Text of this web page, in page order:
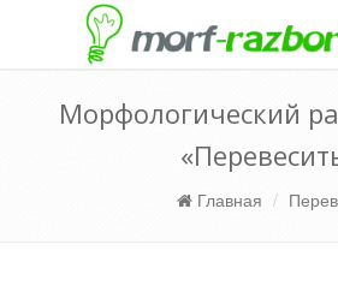
Морфологический
Главная